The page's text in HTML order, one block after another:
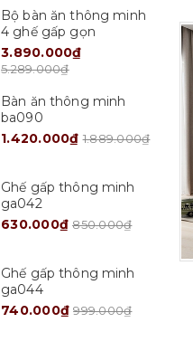
Tuỳ chọn
Bộ bàn ăn thông minh
4 ghế gấp gọn
3.890.000₫
5.289.000₫
Bàn ăn thông minh
ba090
1.420.000₫ 1.889.000₫
Ghế gấp thông minh
ga042
630.000₫ 850.000₫
Ghế gấp thông minh
ga044
740.000₫ 999.000₫